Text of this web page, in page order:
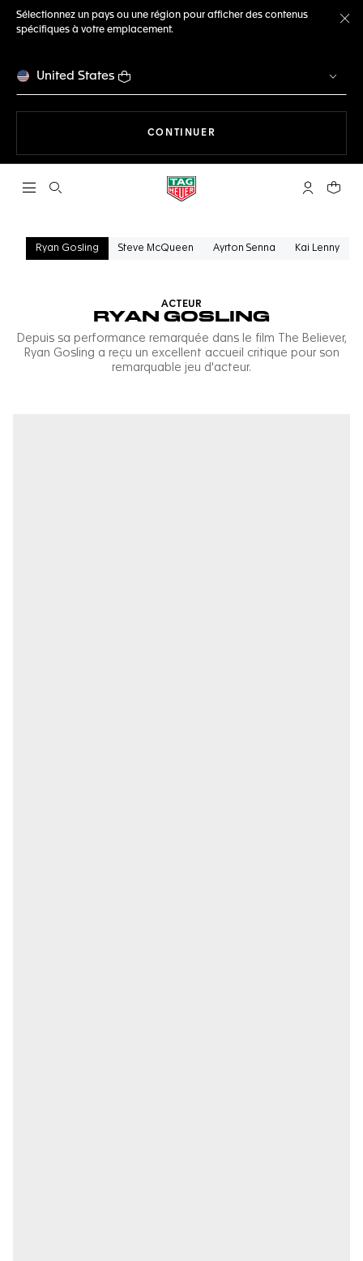
Sélectionnez un pays ou une région pour afficher des contenus
spécifiques à votre emplacement.
United States
CONTINUER
Ouvrir la barre de recherche Compte My
Votre